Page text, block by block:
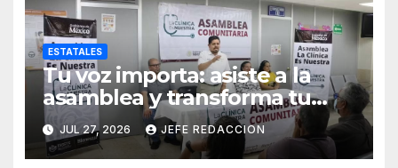
ESTATALES
Tu voz importa: asiste a la
asamblea y transforma tu
clínica del IMSS-Bienestar
JUL 27, 2026 JEFE REDACCION